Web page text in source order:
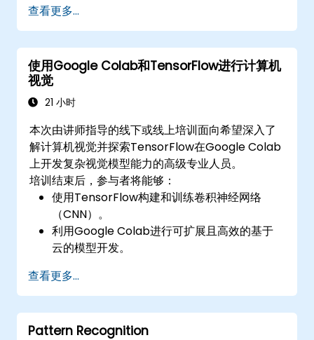
将聊天机器人部署并集成到各种平台和渠道
中。
随时间推移监控和优化聊天机器人性能。
查看更多...
使用Google Colab和TensorFlow进行计算机
视觉
21 小时
本次由讲师指导的线下或线上培训面向希望深入了
解计算机视觉并探索TensorFlow在Google Colab
上开发复杂视觉模型能力的高级专业人员。
培训结束后，参与者将能够：
使用TensorFlow构建和训练卷积神经网络
（CNN）。
利用Google Colab进行可扩展且高效的基于
云的模型开发。
部署计算机视觉模型以用于实际应用。
使用迁移学习提升CNN模型的性能。
可视化并解释图像分类模型的结果。
查看更多...
Pattern Recognition